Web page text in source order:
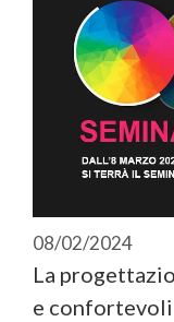
08/02/2024
La
e confortevoli